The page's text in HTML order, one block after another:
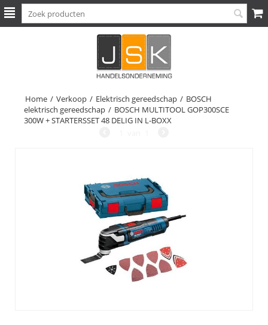
Home / Verkoop / Elektrisch gereedschap / BOSCH
elektrisch gereedschap / BOSCH MULTITOOL GOP300SCE
300W + STARTERSSET 48 DELIG IN L-BOXX